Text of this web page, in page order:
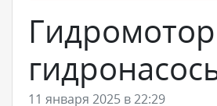
11 января 2025 в 22:29